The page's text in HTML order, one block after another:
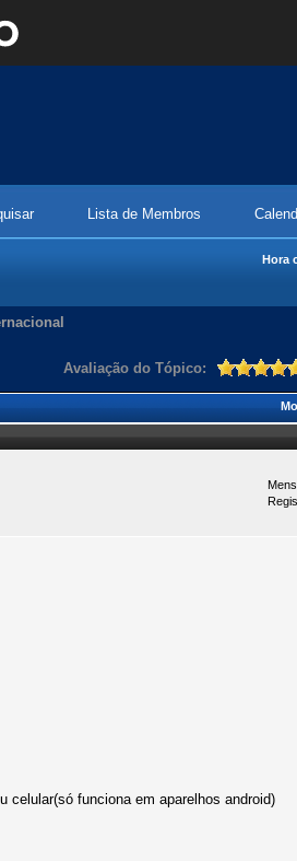
Lista de Membros
Hora
Avaliação do Tópico:
celular(só funciona em aparelhos android)